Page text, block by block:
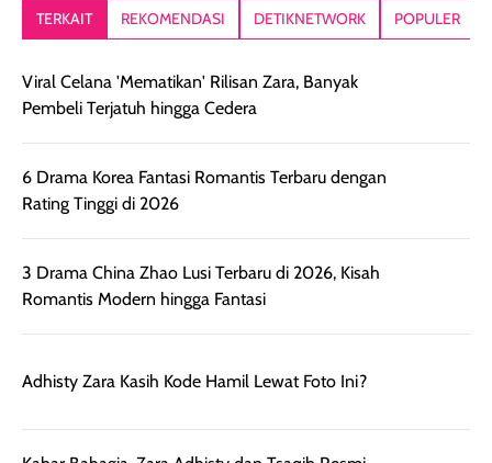
TERKAIT REKOMENDASI DETIKNETWORK POPULER
Viral Celana 'Mematikan' Rilisan Zara, Banyak
Pembeli Terjatuh hingga Cedera
6 Drama Korea Fantasi Romantis Terbaru dengan
Romantis Modern hingga Fantasi